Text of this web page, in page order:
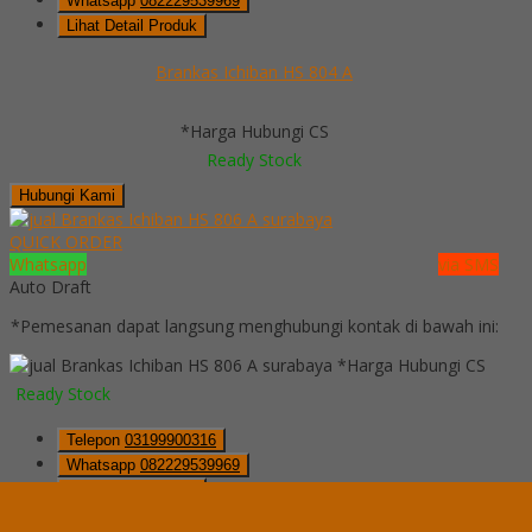
Lihat Detail Produk
Brankas Ichiban HS 804 A
*Harga Hubungi CS
Ready Stock
Hubungi Kami
QUICK ORDER
Whatsapp
via SMS
Auto Draft
*Pemesanan dapat langsung menghubungi kontak di bawah ini:
*Harga Hubungi CS
Ready Stock
Telepon 03199900316
Whatsapp 082229539969